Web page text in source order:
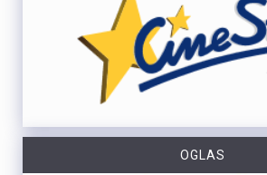
OGLAS